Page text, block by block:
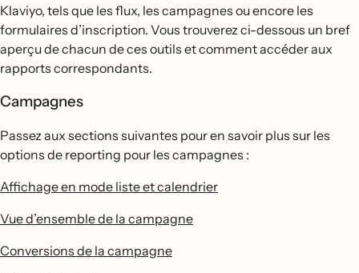
Klaviyo, tels que les flux, les campagnes ou encore les
formulaires d’inscription. Vous trouverez ci-dessous un bref
aperçu de chacun de ces outils et comment accéder aux
rapports correspondants.
Campagnes
Passez aux sections suivantes pour en savoir plus sur les
options de reporting pour les campagnes :
Affichage en mode liste et calendrier
Vue d’ensemble de la campagne
Conversions de la campagne